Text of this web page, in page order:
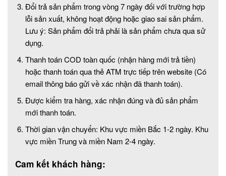
Đổi trả sản phẩm trong vòng 7 ngày đối với trường hợp
lỗi sản xuất, không hoạt động hoặc giao sai sản phẩm.
Lưu ý: Sản phẩm đổi trả phải là sản phẩm chưa qua sử
dụng.
Thanh toán COD toàn quốc (nhận hàng mới trả tiền)
hoặc thanh toán qua thẻ ATM trực tiếp trên website (Có
email thông báo gửi về xác nhận đã thanh toán).
Được kiểm tra hàng, xác nhận đúng và đủ sản phẩm
mới thanh toán.
Thời gian vận chuyển: Khu vực miền Bắc 1-2 ngày. Khu
vực miền Trung và miền Nam 2-4 ngày.
Cam kết khách hàng: